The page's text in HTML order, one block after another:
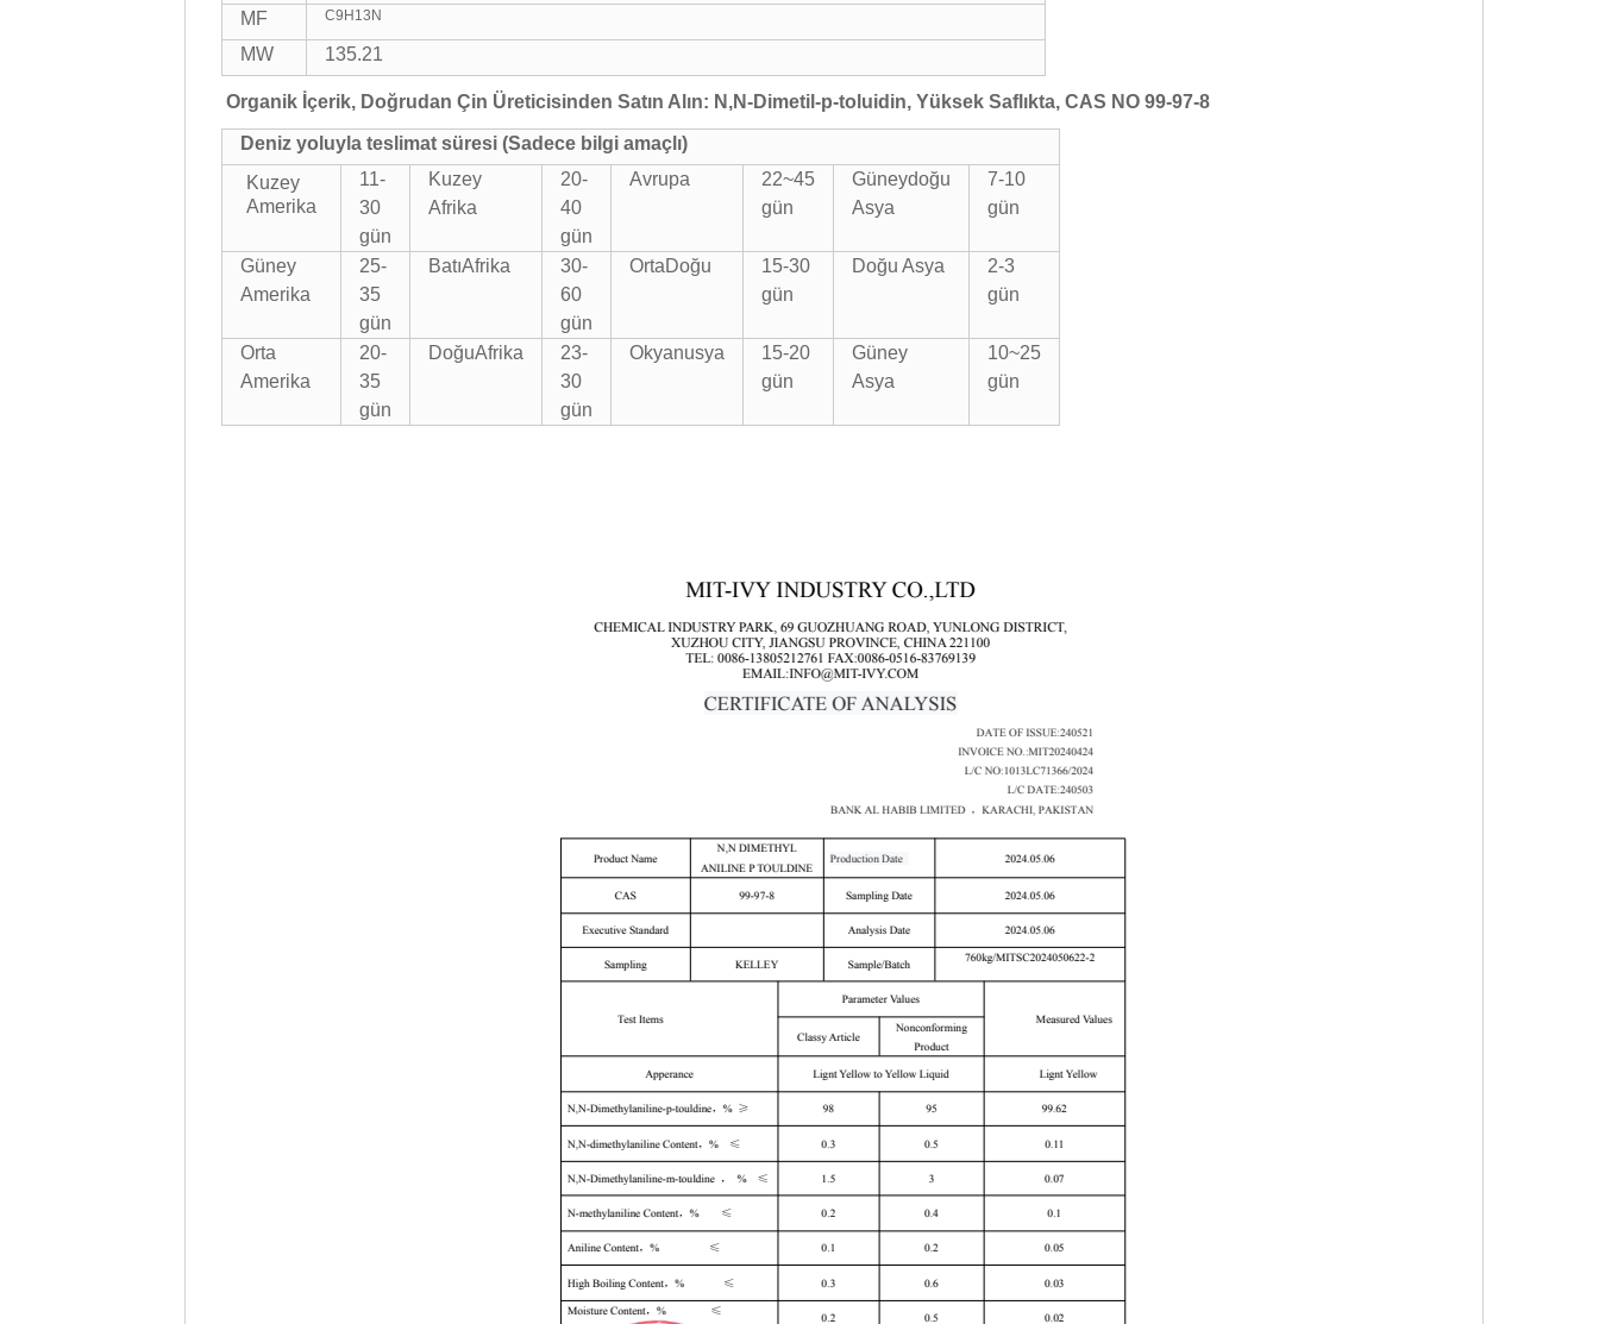
MF
C9H13N
MW 135.21
Organik İçerik, Doğrudan Çin Üreticisinden Satın Alın: N,N-Dimetil-p-toluidin, Yüksek Saflıkta, CAS NO 99-97-8
Deniz yoluyla teslimat süresi (Sadece bilgi amaçlı)
Kuzey
Amerika
11-
30
gün
Kuzey
Afrika
20-
40
gün
Avrupa
22~45
gün
Güneydoğu
Asya
7-10
gün
Güney
Amerika
25-
35
gün
BatıAfrika
30-
60
gün
OrtaDoğu
15-30
gün
Doğu Asya
2-3
gün
Orta
Amerika
20-
35
gün
DoğuAfrika
23-
30
gün
Okyanusya
15-20
gün
Güney
Asya
10~25
gün